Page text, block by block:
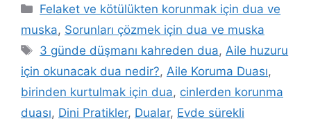
Felaket ve kötülükten korunmak için dua ve
muska, Sorunları çözmek için dua ve muska
3 günde düşmanı kahreden dua,Aile huzuru
için okunacak dua nedir?, Aile Koruma Duası,
birinden kurtulmak için dua, cinlerden korunma
duası, Dini Pratikler, Dualar, Evde sürekli